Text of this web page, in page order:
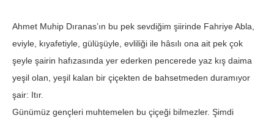
Ahmet Muhip Dıranas’ın bu pek sevdiğim şiirinde Fahriye Abla,
eviyle, kıyafetiyle, gülüşüyle, evliliği ile hâsılı ona ait pek çok
şeyle şairin hafızasında yer ederken pencerede yaz kış daima
yeşil olan, yeşil kalan bir çiçekten de bahsetmeden duramıyor
şair: Itır.
Günümüz gençleri muhtemelen bu çiçeği bilmezler. Şimdi